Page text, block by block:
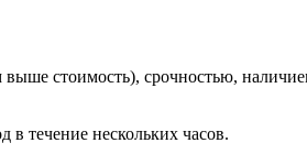
выше стоимость), срочностью,
течение нескольких часов.